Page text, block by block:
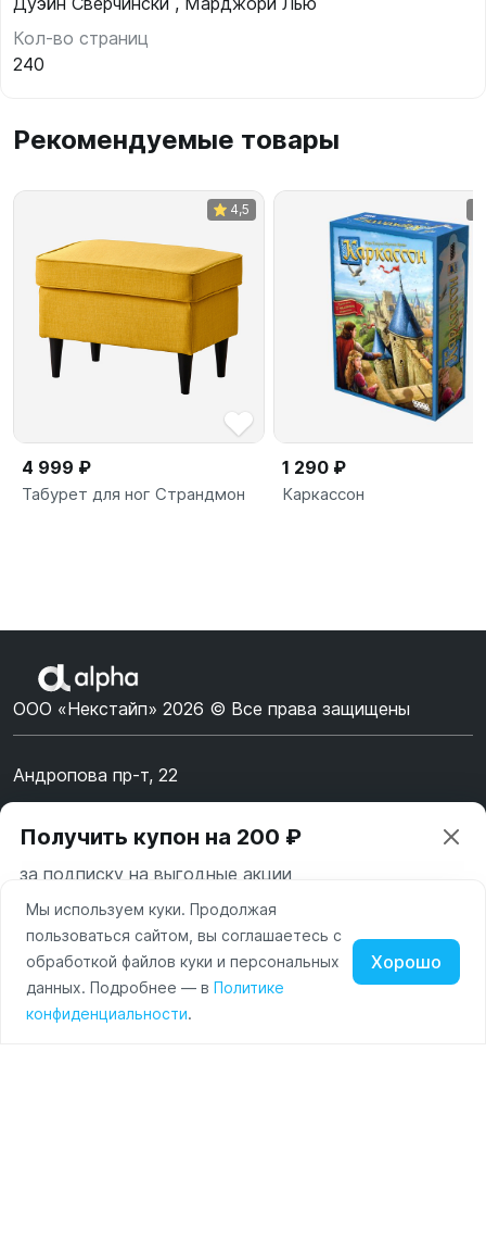
Наушники
Умные
Кол-во страниц
240
Рекомендуемые товары
4,5
4 999 ₽
Табурет для ног Страндмон
1 290 ₽
Каркассон
ООО «Некстайп» 2026 © Все права защищены
Андропова пр-т, 22
8 (800) 123-55-44
msk@alpha-demo.ru
Акции
О магазине
Оплата
Получить купон на 200 ₽
за подписку на выгодные акции
Нажимая на кнопку «Подписаться» вы соглашаетесь с
условиями пользования и политикой конфиденциальности
сайта
Ваш город —Москва
Московская область
Изменить
Мы используем куки. Продолжая
пользоваться сайтом, вы соглашаетесь с
обработкой файлов куки и персональных
данных. Подробнее — в Политике
конфиденциальности.
Хорошо